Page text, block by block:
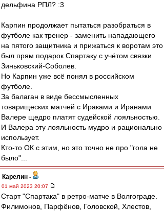
дельфина РПЛ? :3
Карпин продолжает пытаться разобраться в
футболе как тренер - заменить нападающего
на пятого защитника и прижаться к воротам это
был прям подарок Спартаку с учётом связки
Зиньковский-Соболев.
Но Карпин уже всё понял в российском
футболе.
За балаган в виде бессмысленных
товарищеских матчей с Ираками и Иранами
Валере щедро платят судейской лояльностью.
И Валера эту лояльность мудро и рационально
использует.
Кто-то ОК с этим, но это точно не про "гола не
было"...
Карелин -
01 май 2023 20:07
Старт "Спартака" в ретро-матче в Волгограде.
Филимонов, Парфёнов, Головской, Хлестов,